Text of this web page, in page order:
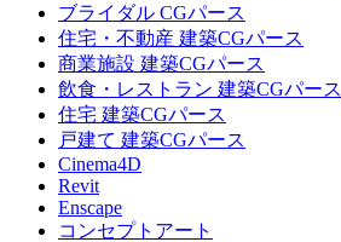
ブライダル CGパース
住宅・不動産 建築CGパース
商業施設 建築CGパース
飲食・レストラン 建築CGパース
住宅 建築CGパース
戸建て 建築CGパース
Cinema4D
Revit
Enscape
コンセプトアート